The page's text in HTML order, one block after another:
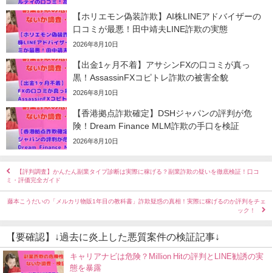
【ホリエモン偽装詐欺】AI株LINEアドバイザーの
口コミが最悪！田中靖夫LINE詐欺の実態
2026年8月10日
【出金1ヶ月不着】アサシンFXの口コミが真っ
黒！AssassinFXコピトレ詐欺の被害全貌
2026年8月10日
【香港拠点詐欺確定】DSHジャパンの評判が危
険！Dream Finance MLM詐欺の手口を検証
2026年8月10日
【評判調査】かんたん副業タイプ診断は実際に稼げる？副業詐欺の疑いを徹底検証！口コ
ミ・評価完全ガイド
藤本こうだいの「メルカリ物販1年目の教科書」詐欺疑惑の真相！実際に稼げるのか評判をチェ
ック！
【要確認】↓過去に炎上した悪質案件の検証記事↓
キャリアナビは危険？Million Hitの評判とLINE勧誘の実
態を暴露